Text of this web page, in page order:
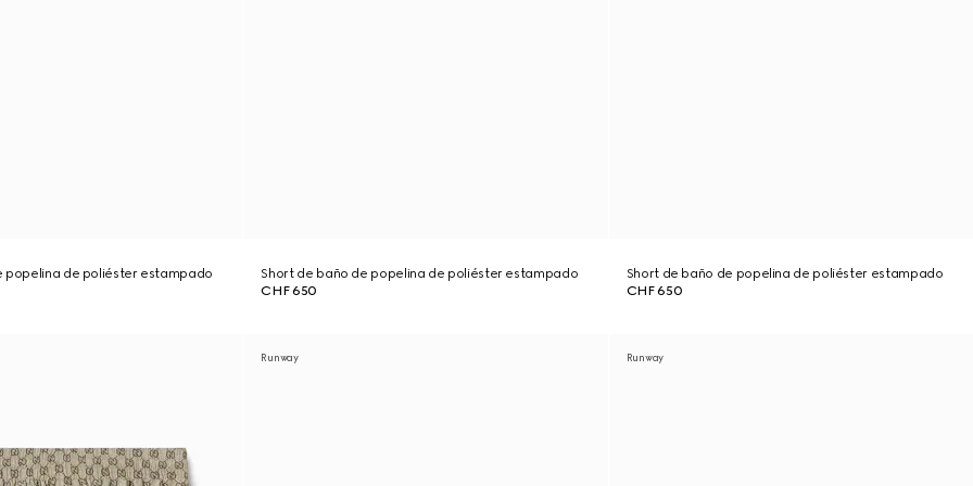
popelina de poliéster estampado
Short de baño de popelina de poliéster estampado
CHF 650
Short de baño de popelina de poliéster estampado
CHF 650
Runway Runway